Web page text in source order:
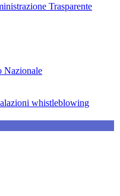
Trasparente
Nazionale
whistleblowing